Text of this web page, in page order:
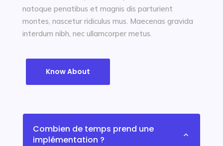
natoque penatibus et magnis dis parturient
montes, nascetur ridiculus mus. Maecenas gravida
interdum nibh, nec ullamcorper metus.
Know About
2
Combien de temps prend une
implémentation ?